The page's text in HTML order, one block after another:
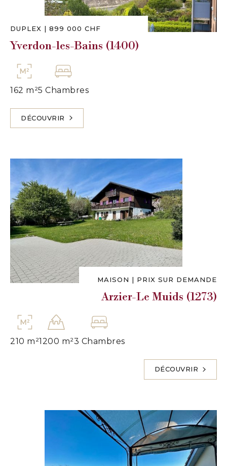
DUPLEX | 899 000 CHF
Yverdon-les-Bains (1400)
162 m²5 Chambres
DÉCOUVRIR
MAISON | PRIX SUR DEMANDE
Arzier-Le Muids (1273)
210 m²1200 m²3 Chambres
DÉCOUVRIR